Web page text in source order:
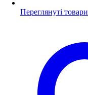
Переглянуті товари